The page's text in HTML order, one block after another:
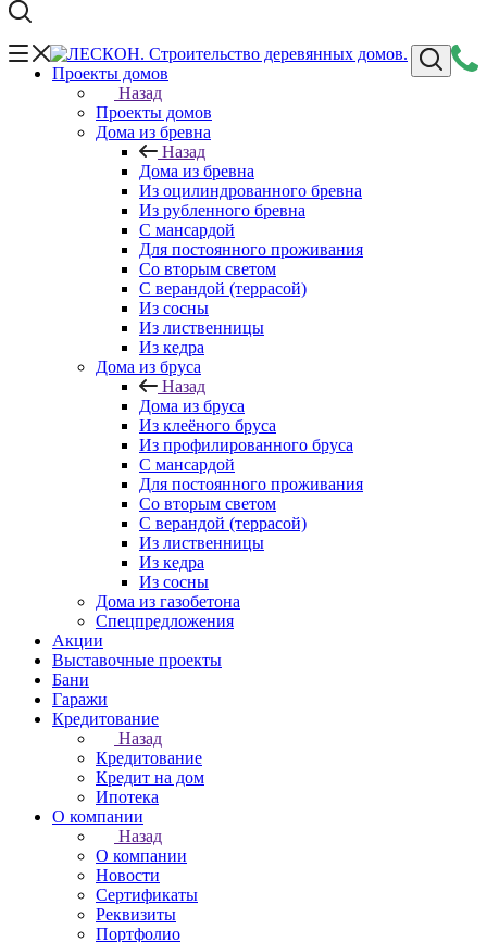
Проекты домов
Назад
Проекты домов
Дома из бревна
Назад
Дома из бревна
Из оцилиндрованного бревна
Из рубленного бревна
С мансардой
Для постоянного проживания
Со вторым светом
С верандой (террасой)
Из сосны
Из лиственницы
Из кедра
Дома из бруса
Назад
Дома из бруса
Из клеёного бруса
Из профилированного бруса
С мансардой
Для постоянного проживания
Со вторым светом
С верандой (террасой)
Из лиственницы
Из кедра
Из сосны
Дома из газобетона
Спецпредложения
Акции
Выставочные проекты
Бани
Гаражи
Кредитование
Назад
Кредитование
Кредит на дом
Ипотека
О компании
Назад
О компании
Новости
Сертификаты
Реквизиты
Портфолио